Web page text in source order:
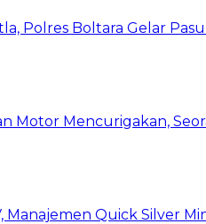
Polres Boltara Gelar
Motor Mencurigakan,
Manajemen Quick Silver